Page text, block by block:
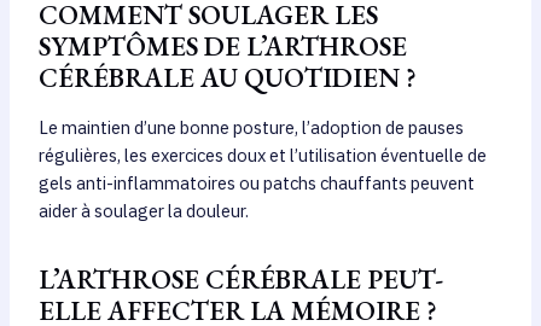
COMMENT SOULAGER LES
SYMPTÔMES DE L’ARTHROSE
CÉRÉBRALE AU QUOTIDIEN ?
Le maintien d’une bonne posture, l’adoption de pauses
régulières, les exercices doux et l’utilisation éventuelle de
gels anti-inflammatoires ou patchs chauffants peuvent
aider à soulager la douleur.
L’ARTHROSE CÉRÉBRALE PEUT-
ELLE AFFECTER LA MÉMOIRE ?